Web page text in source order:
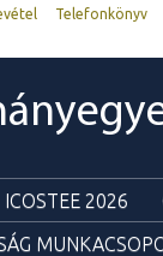
Telefonkönyv
ICOSTEE 2026